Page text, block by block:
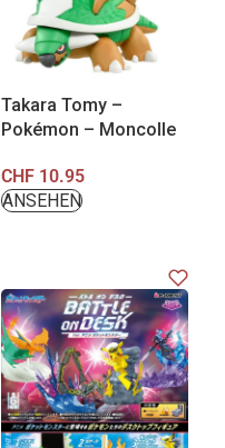
Takara Tomy –
Pokémon – Moncolle
CHF10.95
ANSEHEN